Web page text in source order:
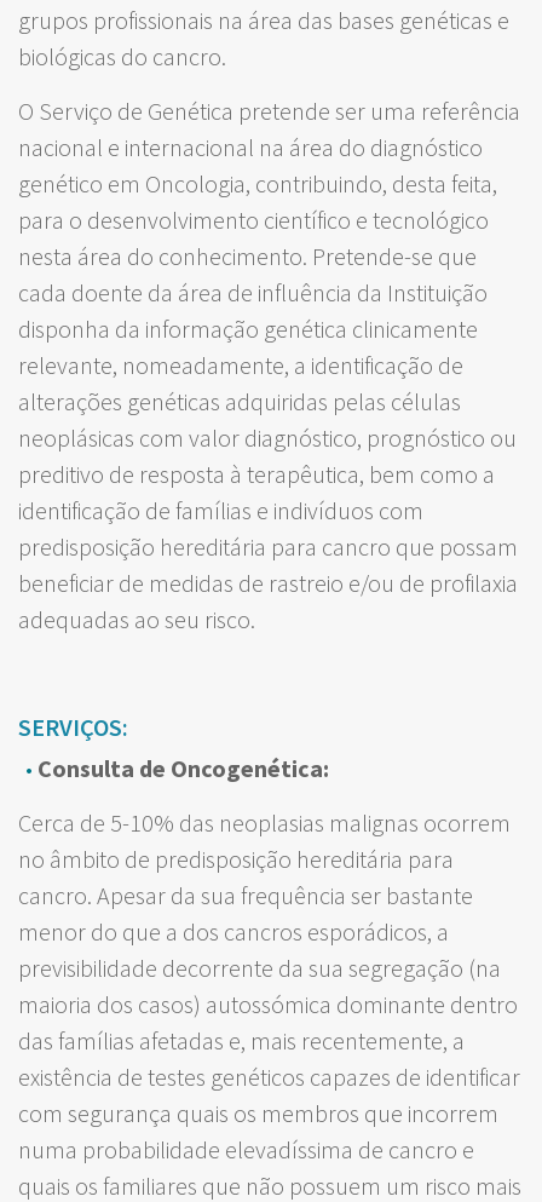
grupos profissionais na área das bases genéticas e
biológicas do cancro.
O Serviço de Genética pretende ser uma referência
nacional e internacional na área do diagnóstico
genético em Oncologia, contribuindo, desta feita,
para o desenvolvimento científico e tecnológico
nesta área do conhecimento. Pretende-se que
cada doente da área de influência da Instituição
disponha da informação genética clinicamente
relevante, nomeadamente, a identificação de
alterações genéticas adquiridas pelas células
neoplásicas com valor diagnóstico, prognóstico ou
preditivo de resposta à terapêutica, bem como a
identificação de famílias e indivíduos com
predisposição hereditária para cancro que possam
beneficiar de medidas de rastreio e/ou de profilaxia
adequadas ao seu risco.
SERVIÇOS:
Consulta de Oncogenética:
Cerca de 5-10% das neoplasias malignas ocorrem
no âmbito de predisposição hereditária para
cancro. Apesar da sua frequência ser bastante
menor do que a dos cancros esporádicos, a
previsibilidade decorrente da sua segregação (na
maioria dos casos) autossómica dominante dentro
das famílias afetadas e, mais recentemente, a
existência de testes genéticos capazes de identificar
com segurança quais os membros que incorrem
numa probabilidade elevadíssima de cancro e
quais os familiares que não possuem um risco mais